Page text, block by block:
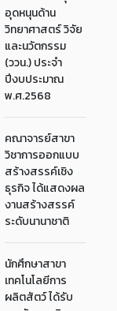
อุดหนุนด้าน
วิทยาศาสตร์ วิจัย
และนวัตกรรม
(ววน.) ประจำ
ปีงบประมาณ
พ.ศ.2568
คณาจารย์สาขา
วิชาการออกแบบ
สร้างสรรค์เชิง
ธุรกิจ ได้แสดงผล
งานสร้างสรรค์
ระดับนานาชาติ
นักศึกษาสาขา
เทคโนโลยีการ
ผลิตสัตว์ ได้รับ